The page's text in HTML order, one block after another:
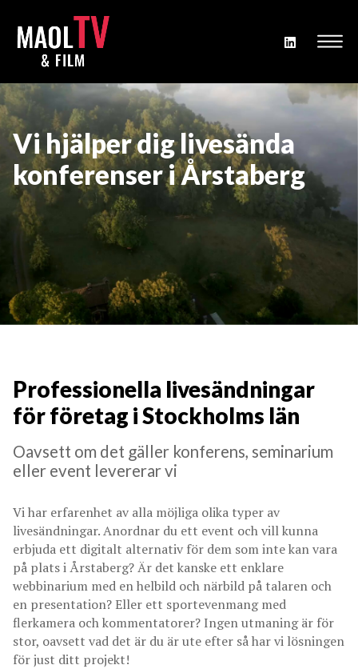
Vi hjälper dig livesända
konferenser i Årstaberg
Professionella livesändningar
för företag i Stockholms län
Oavsett om det gäller konferens, seminarium
eller event levererar vi
Vi har erfarenhet av alla möjliga olika typer av
livesändningar. Anordnar du ett event och vill kunna
erbjuda ett digitalt alternativ för dem som inte kan vara
på plats i Årstaberg? Är det kanske ett enklare
webbinarium med en helbild och närbild på talaren och
en presentation? Eller ett sportevenmang med
flerkamera och kommentatorer? Ingen utmaning är för
stor, oavsett vad det är du är ute efter så har vi lösningen
för just ditt projekt!